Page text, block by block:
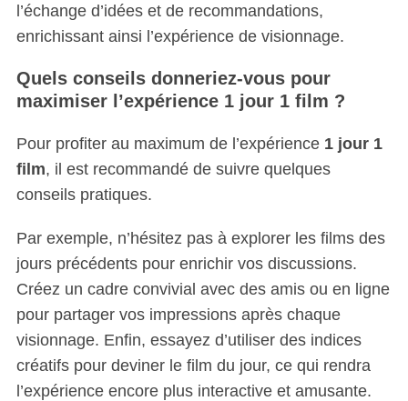
l’échange d’idées et de recommandations,
enrichissant ainsi l’expérience de visionnage.
Quels conseils donneriez-vous pour
maximiser l’expérience 1 jour 1 film ?
Pour profiter au maximum de l’expérience 1 jour 1
film, il est recommandé de suivre quelques
conseils pratiques.
Par exemple, n’hésitez pas à explorer les films des
jours précédents pour enrichir vos discussions.
Créez un cadre convivial avec des amis ou en ligne
pour partager vos impressions après chaque
visionnage. Enfin, essayez d’utiliser des indices
créatifs pour deviner le film du jour, ce qui rendra
l’expérience encore plus interactive et amusante.